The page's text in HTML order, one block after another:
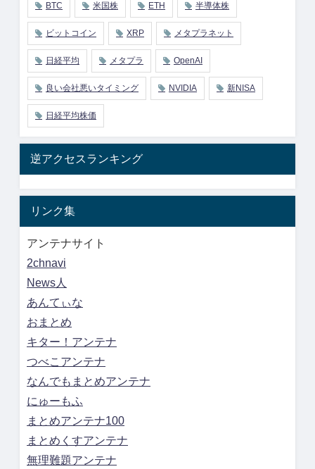
BTC 米国株 ETH 半導体株
ビットコイン XRP メタプラネット
日経平均 メタプラ OpenAI
良い会社悪いタイミング NVIDIA 新NISA
日経平均株価
逆アクセスランキング
リンク集
アンテナサイト
2chnavi
News人
あんてぃな
おまとめ
キター！アンテナ
つべこアンテナ
なんでもまとめアンテナ
にゅーもふ
まとめアンテナ100
まとめくすアンテナ
無理難題アンテナ